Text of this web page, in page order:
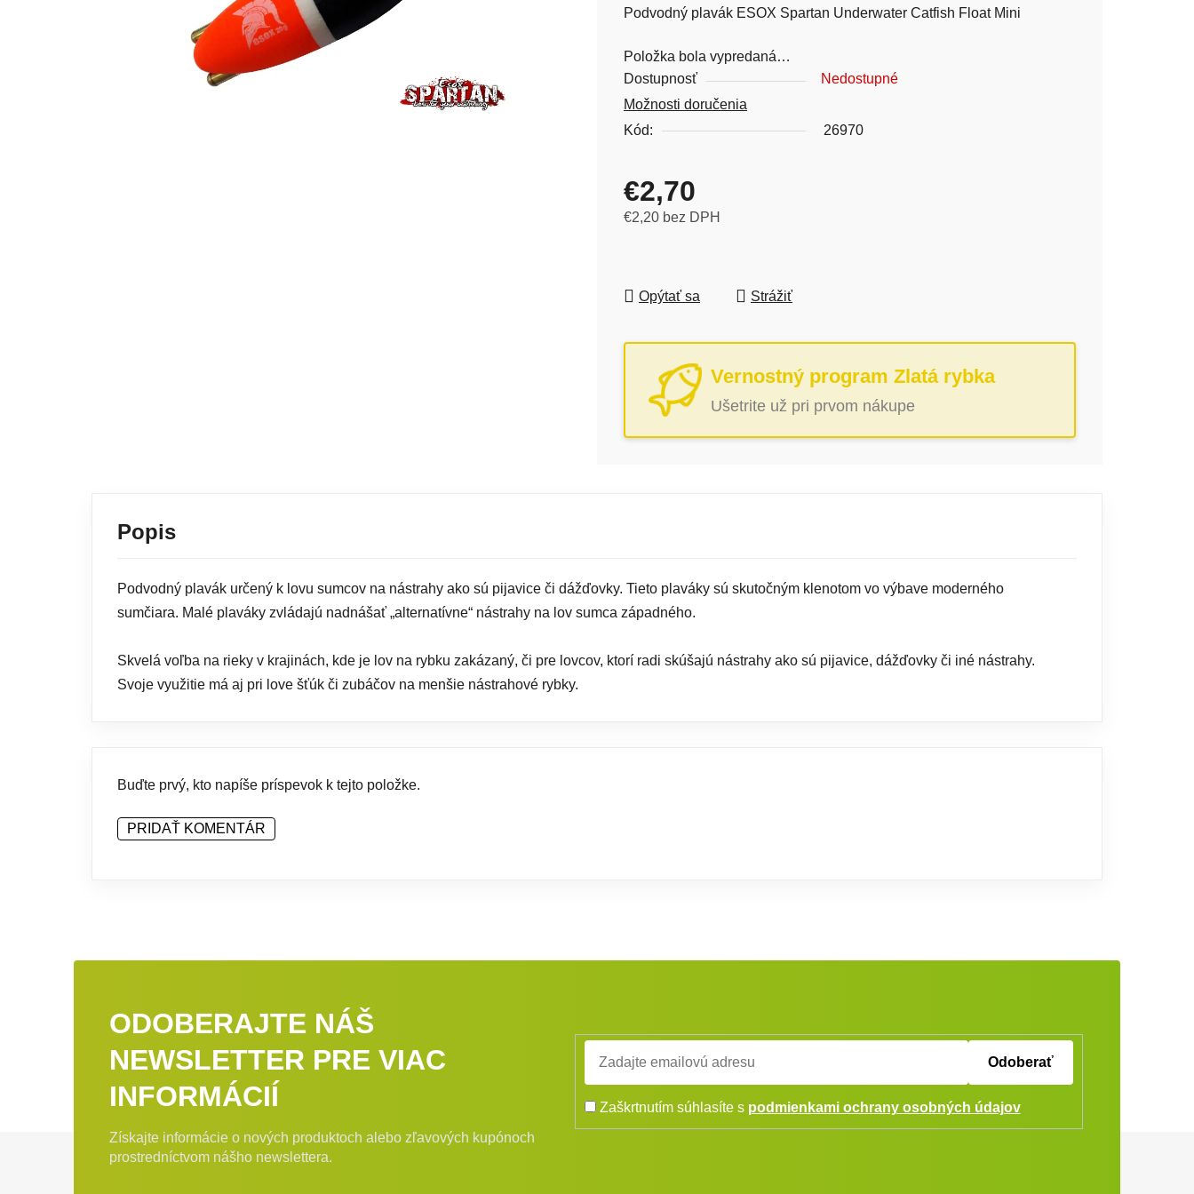
Podvodný plavák ESOX Spartan Underwater Catfish Float Mini
Položka bola vypredaná…
Dostupnosť
Nedostupné
Možnosti doručenia
Kód:
26970
€2,70
€2,20 bez DPH
Opýtať sa Strážiť
Vernostný program Zlatá rybka
Ušetrite už pri prvom nákupe
Popis
Podvodný plavák určený k lovu sumcov na nástrahy ako sú pijavice či dážďovky. Tieto plaváky sú skutočným klenotom vo výbave moderného
sumčiara. Malé plaváky zvládajú nadnášať „alternatívne“ nástrahy na lov sumca západného.
Skvelá voľba na rieky v krajinách, kde je lov na rybku zakázaný, či pre lovcov, ktorí radi skúšajú nástrahy ako sú pijavice, dážďovky či iné nástrahy.
Svoje využitie má aj pri love šťúk či zubáčov na menšie nástrahové rybky.
Buďte prvý, kto napíše príspevok k tejto položke.
PRIDAŤ KOMENTÁR
ODOBERAJTE NÁŠ
NEWSLETTER PRE VIAC
INFORMÁCIÍ
Získajte informácie o nových produktoch alebo zľavových kupónoch
prostredníctvom nášho newslettera.
Odoberať
Zaškrtnutím súhlasíte s podmienkami ochrany osobných údajov